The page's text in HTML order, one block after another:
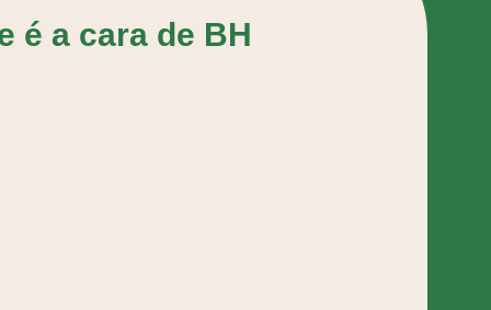
é a cara de BH